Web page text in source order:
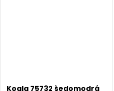
Koala 75732 šedomodrá